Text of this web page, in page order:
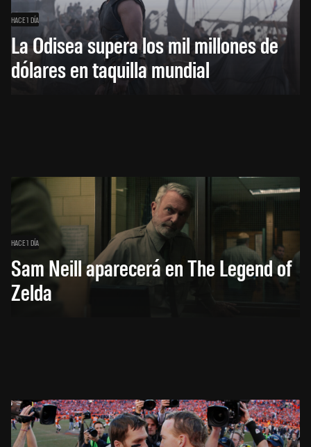
HACE 1 DÍA
La Odisea supera los mil millones de
dólares en taquilla mundial
HACE 1 DÍA
Sam Neill aparecerá en The Legend of
Zelda